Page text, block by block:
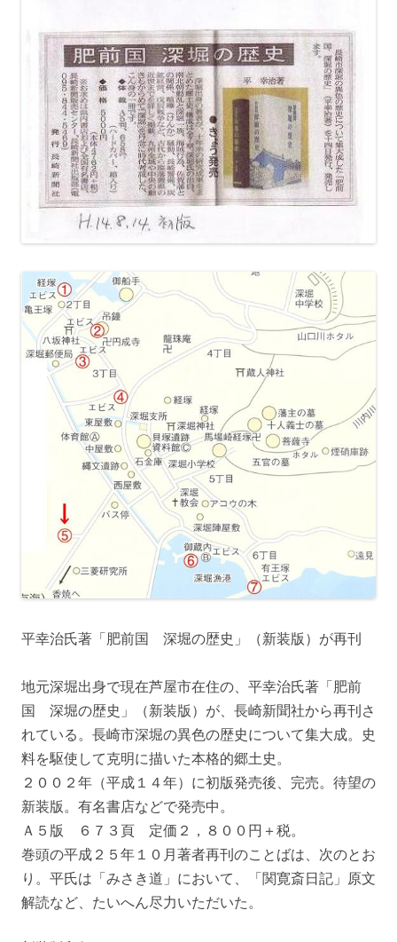
平幸治氏著「肥前国 深堀の歴史」（新装版）が再刊
地元深堀出身で現在芦屋市在住の、平幸治氏著「肥前
国 深堀の歴史」（新装版）が、長崎新聞社から再刊さ
れている。長崎市深堀の異色の歴史について集大成。史
料を駆使して克明に描いた本格的郷土史。
２００２年（平成１４年）に初版発売後、完売。待望の
新装版。有名書店などで発売中。
Ａ５版 ６７３頁 定価２，８００円＋税。
巻頭の平成２５年１０月著者再刊のことばは、次のとお
り。平氏は「みさき道」において、「関寛斎日記」原文
解読など、たいへん尽力いただいた。